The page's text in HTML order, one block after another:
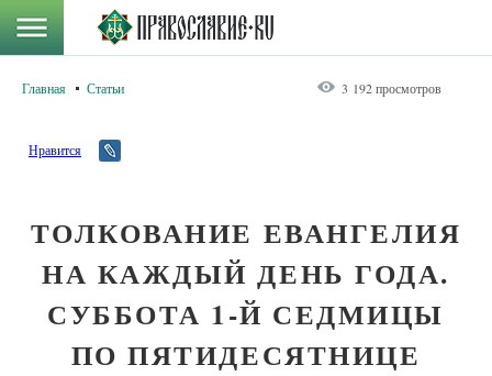
Главная Статьи 3 192 просмотров
Нравится
ТОЛКОВАНИЕ ЕВАНГЕЛИЯ
НА КАЖДЫЙ ДЕНЬ ГОДА.
СУББОТА 1-Й СЕДМИЦЫ
ПО ПЯТИДЕСЯТНИЦЕ